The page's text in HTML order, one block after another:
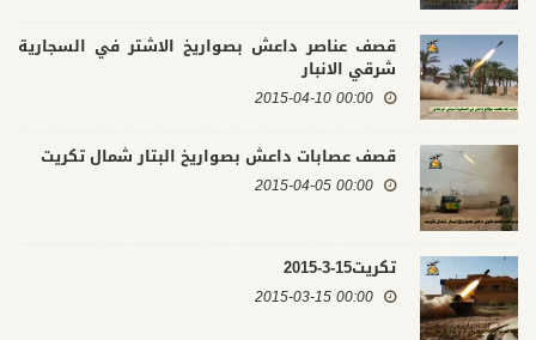
قصف عناصر داعش بصواريخ الاشتر في السجارية
شرقي الانبار
00:00 2015-04-10
قصف عصابات داعش بصواريخ البتار شمال تكريت
00:00 2015-04-05
تكريت15-3-2015
00:00 2015-03-15